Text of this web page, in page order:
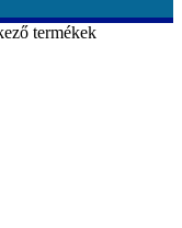
termékek